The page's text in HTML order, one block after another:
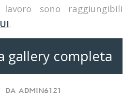
sono raggiungibili
.
gallery completa
DA ADMIN6121